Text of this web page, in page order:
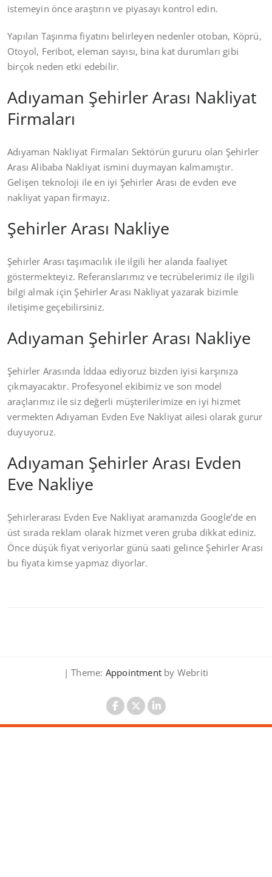
istemeyin önce araştırın ve piyasayı kontrol edin.
Yapılan Taşınma fiyatını belirleyen nedenler otoban, Köprü,
Otoyol, Feribot, eleman sayısı, bina kat durumları gibi
birçok neden etki edebilir.
Adıyaman Şehirler Arası Nakliyat
Firmaları
Adıyaman Nakliyat Firmaları Sektörün gururu olan Şehirler
Arası Alibaba Nakliyat ismini duymayan kalmamıştır.
Gelişen teknoloji ile en iyi Şehirler Arası de evden eve
nakliyat yapan firmayız.
Şehirler Arası Nakliye
Şehirler Arası taşımacılık ile ilgili her alanda faaliyet
göstermekteyiz. Referanslarımız ve tecrübelerimiz ile ilgili
bilgi almak için Şehirler Arası Nakliyat yazarak bizimle
iletişime geçebilirsiniz.
Adıyaman Şehirler Arası Nakliye
Şehirler Arasında İddaa ediyoruz bizden iyisi karşınıza
çıkmayacaktır. Profesyonel ekibimiz ve son model
araçlarımız ile siz değerli müşterilerimize en iyi hizmet
vermekten Adıyaman Evden Eve Nakliyat ailesi olarak gurur
duyuyoruz.
Adıyaman Şehirler Arası Evden
Eve Nakliye
Şehirlerarası Evden Eve Nakliyat aramanızda Google’de en
üst sırada reklam olarak hizmet veren gruba dikkat ediniz.
Önce düşük fiyat veriyorlar günü saati gelince Şehirler Arası
bu fiyata kimse yapmaz diyorlar.
| Theme: Appointmentby Webriti